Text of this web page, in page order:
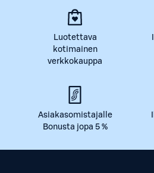
Luotettava
kotimainen
verkkokauppa
Asiakasomistajalle
Bonusta jopa 5 %